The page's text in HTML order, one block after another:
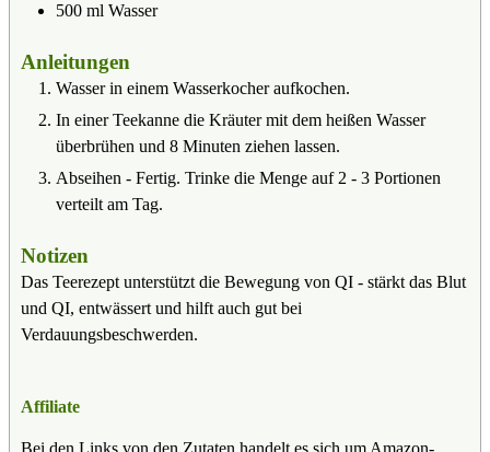
500 ml Wasser
Anleitungen
Wasser in einem Wasserkocher aufkochen.
In einer Teekanne die Kräuter mit dem heißen Wasser
überbrühen und 8 Minuten ziehen lassen.
Abseihen - Fertig. Trinke die Menge auf 2 - 3 Portionen
verteilt am Tag.
Notizen
Das Teerezept unterstützt die Bewegung von QI - stärkt das Blut
und QI, entwässert und hilft auch gut bei
Verdauungsbeschwerden.
Affiliate